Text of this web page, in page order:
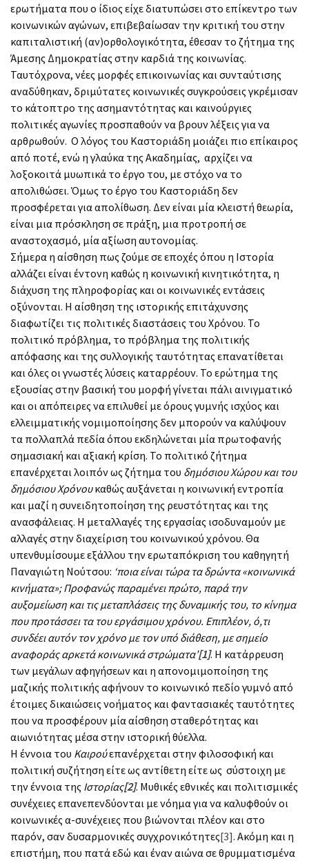
ερωτήματα που ο ίδιος είχε διατυπώσει στο επίκεντρο των
κοινωνικών αγώνων, επιβεβαίωσαν την κριτική του στην
καπιταλιστική (αν)ορθολογικότητα, έθεσαν το ζήτημα της
Άμεσης Δημοκρατίας στην καρδιά της κοινωνίας.
Ταυτόχρονα, νέες μορφές επικοινωνίας και συνταύτισης
αναδύθηκαν, δριμύτατες κοινωνικές συγκρούσεις γκρέμισαν
το κάτοπτρο της ασημαντότητας και καινούργιες
πολιτικές αγωνίες προσπαθούν να βρουν λέξεις για να
αρθρωθούν. Ο λόγος του Καστοριάδη μοιάζει πιο επίκαιρος
από ποτέ, ενώ η γλαύκα της Ακαδημίας, αρχίζει να
λοξοκοιτά μυωπικά το έργο του, με στόχο να το
απολιθώσει. Όμως το έργο του Καστοριάδη δεν
προσφέρεται για απολίθωση. Δεν είναι μία κλειστή θεωρία,
είναι μια πρόσκληση σε πράξη, μια προτροπή σε
αναστοχασμό, μία αξίωση αυτονομίας.
Σήμερα η αίσθηση πως ζούμε σε εποχές όπου η Ιστορία
αλλάζει είναι έντονη καθώς η κοινωνική κινητικότητα, η
διάχυση της πληροφορίας και οι κοινωνικές εντάσεις
οξύνονται. Η αίσθηση της ιστορικής επιτάχυνσης
διαφωτίζει τις πολιτικές διαστάσεις του Χρόνου. Το
πολιτικό πρόβλημα, το πρόβλημα της πολιτικής
απόφασης και της συλλογικής ταυτότητας επανατίθεται
και όλες οι γνωστές λύσεις καταρρέουν. Το ερώτημα της
εξουσίας στην βασική του μορφή γίνεται πάλι αινιγματικό
και οι απόπειρες να επιλυθεί με όρους γυμνής ισχύος και
ελλειμματικής νομιμοποίησης δεν μπορούν να καλύψουν
τα πολλαπλά πεδία όπου εκδηλώνεται μία πρωτοφανής
σημασιακή και αξιακή κρίση. Το πολιτικό ζήτημα
επανέρχεται λοιπόν ως ζήτημα του δημόσιου Χώρου και του
δημόσιου Χρόνουκαθώς αυξάνεται η κοινωνική εντροπία
και μαζί η συνειδητοποίηση της ρευστότητας και της
ανασφάλειας. Η μεταλλαγές της εργασίας ισοδυναμούν με
αλλαγές στην διαχείριση του κοινωνικού χρόνου. Θα
υπενθυμίσουμε εξάλλου την ερωταπόκριση του καθηγητή
Παναγιώτη Νούτσου: ‘ποια είναι τώρα τα δρώντα «κοινωνικά
κινήματα»; Προφανώς παραμένει πρώτο, παρά την
αυξομείωση και τις μεταπλάσεις της δυναμικής του, το κίνημα
που προτάσσει τα του εργάσιμου χρόνου. Επιπλέον, ό,τι
συνδέει αυτόν τον χρόνο με τον υπό διάθεση, με σημείο
αναφοράς αρκετά κοινωνικά στρώματα’[1]. Η κατάρρευση
των μεγάλων αφηγήσεων και η απονομιμοποίηση της
μαζικής πολιτικής αφήνουν το κοινωνικό πεδίο γυμνό από
έτοιμες δικαιώσεις νοήματος και φαντασιακές ταυτότητες
που να προσφέρουν μία αίσθηση σταθερότητας και
αιωνιότητας μέσα στην ιστορική θύελλα.
Η έννοια του Καιρούεπανέρχεται στην φιλοσοφική και
πολιτική συζήτηση είτε ως αντίθετη είτε ως σύστοιχη με
την έννοια της Ιστορίας[2]. Μυθικές εθνικές και πολιτισμικές
συνέχειες επανεπενδύονται με νόημα για να καλυφθούν οι
κοινωνικές α-συνέχειες που βιώνονται πλέον και στο
παρόν, σαν δυσαρμονικές συγχρονικότητες[3]. Ακόμη και η
επιστήμη, που πατά εδώ και έναν αιώνα σε θρυμματισμένα